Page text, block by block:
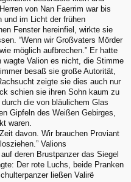
von Nan Faerrim war bis
und im Licht der frühen
Fenster hereinfiel, wirkte sie
“Wenn wir Großvaters Mörder
möglich aufbrechen.” Er hatte
Valion es nicht, die Stimme
besaß sie große Autorität,
zeigte sie dies auch nur
schien sie ihren Sohn kaum zu
die von bläulichem Glas
Gipfeln des Weißen Gebirges,
waren.
davon. Wir brauchen Proviant
Valions
deren Brustpanzer das Siegel
Der rote Luchs, beide Pranken
ließen Valirë